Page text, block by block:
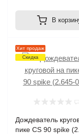
В
Хит продаж
Скидка
Дождеватель
пике CS 90 spike